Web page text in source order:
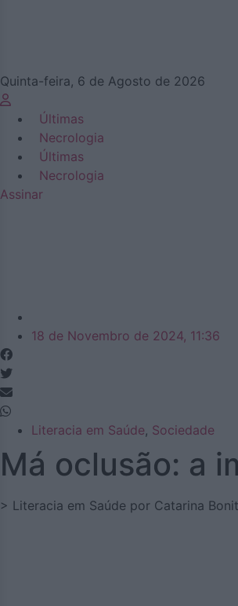
Quinta-feira, 6 de Agosto de 2026
Últimas
Necrologia
Últimas
Necrologia
Assinar
18 de Novembro de 2024, 11:36
Literacia em Saúde, Sociedade
Má oclusão: a
> Literacia em Saúde por Catarina